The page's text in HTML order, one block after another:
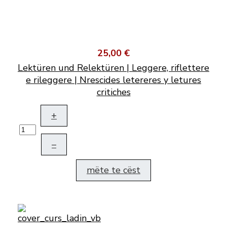
25,00 €
Lektüren und Relektüren | Leggere, riflettere
e rileggere | Nrescides letereres y letures
critiches
+
–
mëte te cëst